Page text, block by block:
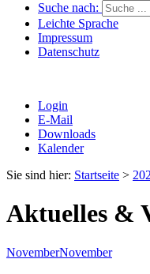
Suche nach:
Leichte Sprache
Impressum
Datenschutz
Login
E-Mail
Downloads
Kalender
Sie sind hier: Startseite >
Aktuelles &
NovemberNovember